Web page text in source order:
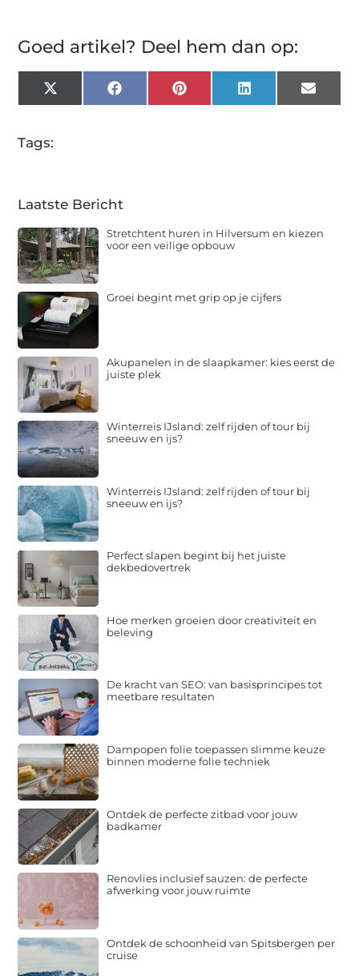
Goed artikel? Deel hem dan op:
X
(Twitter)
FacebookPinterestLinkedInEmail
Tags:
Laatste Bericht
Stretchtent huren in Hilversum en kiezen
voor een veilige opbouw
Groei begint met grip op je cijfers
Akupanelen in de slaapkamer: kies eerst de
juiste plek
Winterreis IJsland: zelf rijden of tour bij
sneeuw en ijs?
Winterreis IJsland: zelf rijden of tour bij
sneeuw en ijs?
Perfect slapen begint bij het juiste
dekbedovertrek
Hoe merken groeien door creativiteit en
beleving
De kracht van SEO: van basisprincipes tot
meetbare resultaten
Dampopen folie toepassen slimme keuze
binnen moderne folie techniek
Ontdek de perfecte zitbad voor jouw
badkamer
Renovlies inclusief sauzen: de perfecte
afwerking voor jouw ruimte
Ontdek de schoonheid van Spitsbergen per
cruise